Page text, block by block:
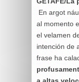
En argot
al momento
el velamen
intención de
frase ha